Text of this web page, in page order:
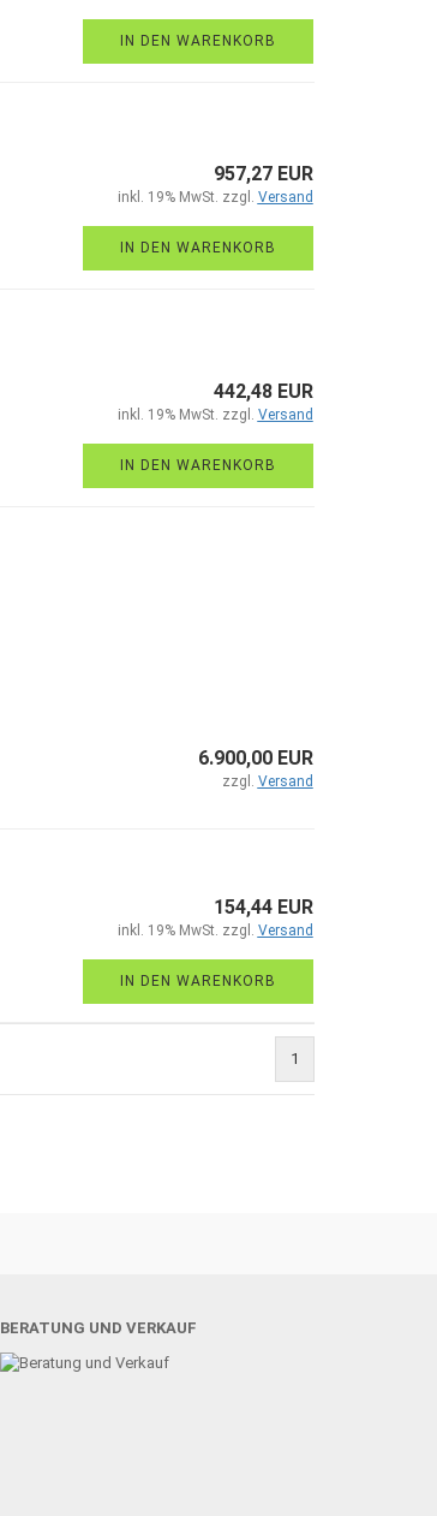
IN DEN WARENKORB
957,27 EUR
inkl. 19% MwSt. zzgl. Versand
IN DEN WARENKORB
442,48 EUR
inkl. 19% MwSt. zzgl. Versand
IN DEN WARENKORB
6.900,00 EUR
zzgl. Versand
154,44 EUR
inkl. 19% MwSt. zzgl. Versand
IN DEN WARENKORB
1
BERATUNG UND VERKAUF